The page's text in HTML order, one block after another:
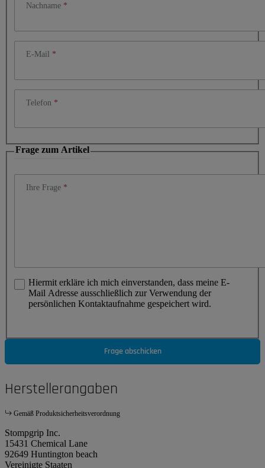
Nachname
E-Mail
Telefon
Frage zum Artikel
Ihre Frage
Hiermit erkläre ich mich einverstanden, dass meine E-
Mail Adresse ausschließlich zur Verwendung der
persönlichen Kontaktaufnahme gespeichert wird.
Frage abschicken
Herstellerangaben
Gemäß Produktsicherheitsverordnung
Stompgrip Inc.
15431 Chemical Lane
92649 Huntington beach
Vereinigte Staaten